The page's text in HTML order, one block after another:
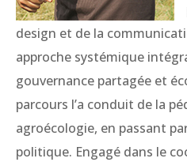
design et de la
approche systémique
gouvernance partagée et
parcours l’a conduit de la
agroécologie, en passant
politique. Engagé dans le